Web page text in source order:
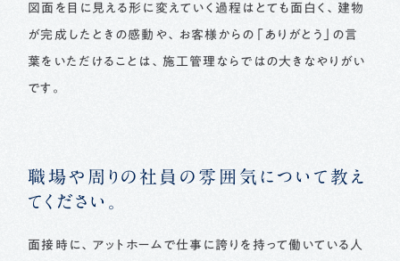
図面を目に見える形に変えていく過程はとても面白く、建物
が完成したときの感動や、お客様からの「ありがとう」の言
葉をいただけることは、施工管理ならではの大きなやりがい
です。
職場や周りの社員の雰囲気について教え
てください。
面接時に、アットホームで仕事に誇りを持って働いている人